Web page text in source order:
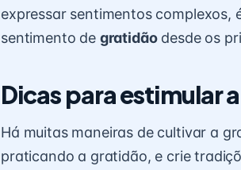
expressar sentimentos
sentimento de gratidãodesde os
Dicas para estimular
Há muitas maneiras de cultivar a
praticando a gratidão, e crie